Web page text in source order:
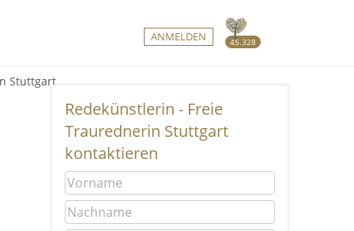
45.328
ANMELDEN
Stuttgart
Redekünstlerin - Freie
Traurednerin Stuttgart
kontaktieren